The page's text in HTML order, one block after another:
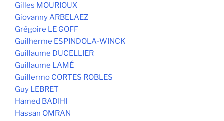
Gilles MOURIOUX
Giovanny ARBELAEZ
Grégoire LE GOFF
Guilherme ESPINDOLA-WINCK
Guillaume DUCELLIER
Guillaume LAMÉ
Guillermo CORTES ROBLES
Guy LEBRET
Hamed BADIHI
Hassan OMRAN